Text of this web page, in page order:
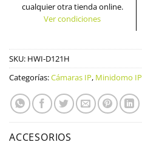
cualquier otra tienda online.
Ver condiciones
SKU: HWI-D121H
Categorías:Cámaras IP, Minidomo IP
ACCESORIOS